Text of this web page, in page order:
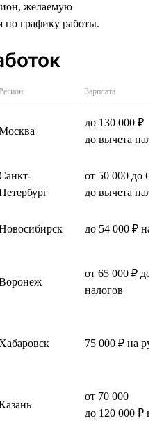
желаемую
по графику работы.
Зарплата
до 130 000 ₽
до вычета
от 50 000 до
до вычета
до 54 000 ₽
от 65 000 ₽ до
налогов
Хабаровск 75 000 ₽ на
от 70 000
до 120 000 ₽